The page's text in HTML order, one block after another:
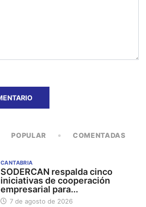
POPULAR COMENTADAS
CANTABRIA
SODERCAN respalda cinco
iniciativas de cooperación
empresarial para...
7 de agosto de 2026